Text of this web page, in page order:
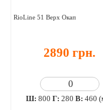
RioLine 51 Верх Окап
2890 грн.
Ш:800 Г:280 В:460